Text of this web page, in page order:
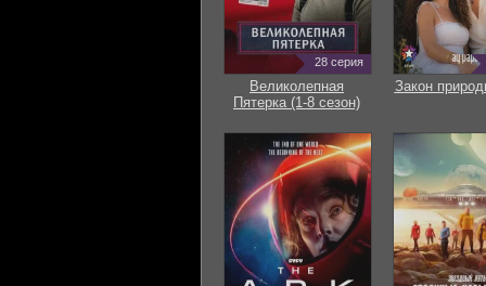
28 серия
Великолепная
Пятерка (1-8 сезон)
Закон